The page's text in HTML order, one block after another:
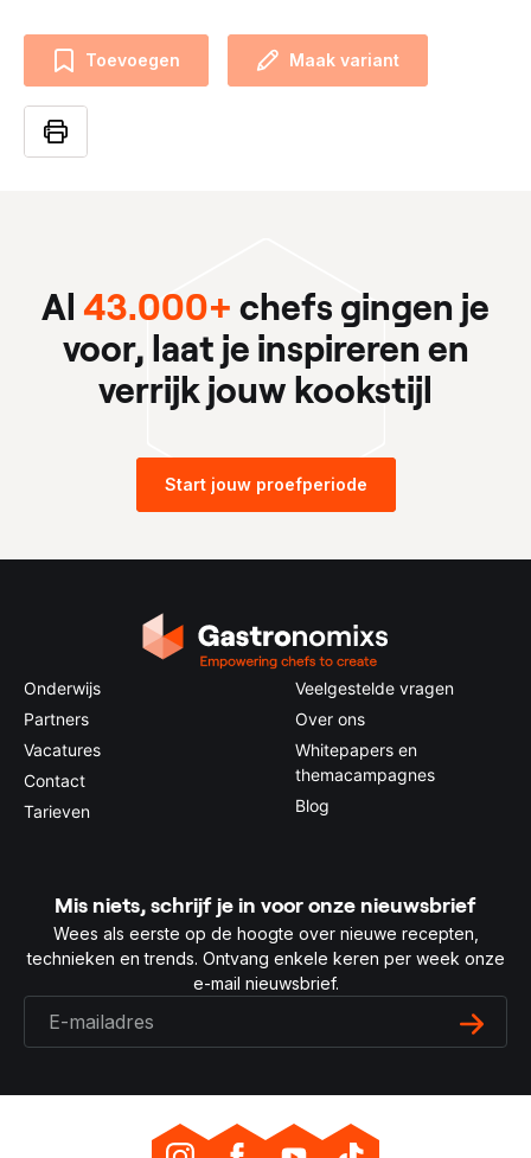
Toevoegen Maak variant
Al 43.000+ chefs gingen je
voor, laat je inspireren en
verrijk jouw kookstijl
Start jouw proefperiode
Onderwijs
Partners
Vacatures
Contact
Tarieven
Veelgestelde vragen
Over ons
Whitepapers en
themacampagnes
Blog
Mis niets, schrijf je in voor onze nieuwsbrief
Wees als eerste op de hoogte over nieuwe recepten,
technieken en trends. Ontvang enkele keren per week onze
e-mail nieuwsbrief.